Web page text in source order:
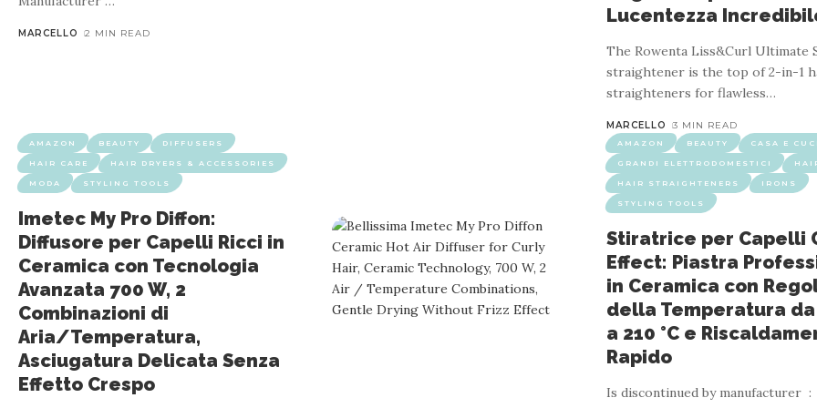
AMAZON GRANDI ELETTRODOMESTICI HAIR CARE HAIR
VEVOR Piastra per Capelli in Titanio 50.8mm con Tecnologia agli Ioni Negativi e
e 11 Livelli di Temperatura per Uso Domestico e in
2 MIN READ
No Product Dimensions ‏ : ‎ 30.5 x 5.6 x 5.6 cm; 607.81 g Date First Available ‏ : ‎ 25 July 2024 Manufacturer ‏ : ‎ VEVOR ASIN ‏ : ‎ B0D5XLQPXR Item model number ‏ : ‎ LM-177B Best Sellers Rank: 30,371 in
Beauty (See Top 100 in…
MARCELLO 2 MIN READ
Lucentezza
The Rowenta Liss&Curl Ultimate
straightener is the top of 2-in-1
straighteners for flawless…
MARCELLO 3 MIN READ
AMAZON BEAUTY DIFFUSERS
HAIR CARE HAIR DRYERS & ACCESSORIES
MODA STYLING TOOLS
Imetec My Pro Diffon:
Diffusore per Capelli Ricci in
Ceramica con Tecnologia
Avanzata 700 W, 2
Combinazioni di
Aria/Temperatura,
Asciugatura Delicata Senza
Effetto Crespo
AMAZON BEAUTY CASA E
GRANDI ELETTRODOMESTICI
HAIR STRAIGHTENERS IRONS
STYLING TOOLS
Stiratrice per Capelli
Effect: Piastra
in Ceramica con
della Temperatura da
a 210 °C e
Rapido
Is discontinued by manufacturer ‏ : ‎ No Product